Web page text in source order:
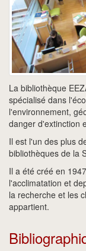
La bibliothèque
spécialisé dans
l'environnement,
danger d'extinction
Il est l'un des plus
bibliothèques de la
Il a été créé en
l'acclimatation et
la recherche et les
appartient.